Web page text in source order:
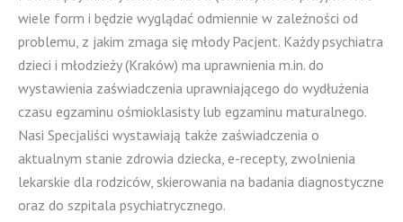
wiele form i będzie wyglądać odmiennie w zależności od
problemu, z jakim zmaga się młody Pacjent. Każdy psychiatra
dzieci i młodzieży (Kraków) ma uprawnienia m.in. do
wystawienia zaświadczenia uprawniającego do wydłużenia
czasu egzaminu ośmioklasisty lub egzaminu maturalnego.
Nasi Specjaliści wystawiają także zaświadczenia o
aktualnym stanie zdrowia dziecka, e-recepty, zwolnienia
lekarskie dla rodziców, skierowania na badania diagnostyczne
oraz do szpitala psychiatrycznego.